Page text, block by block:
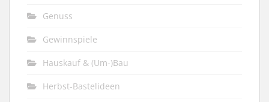
Genuss
Gewinnspiele
Hauskauf & (Um-)Bau
Herbst-Bastelideen